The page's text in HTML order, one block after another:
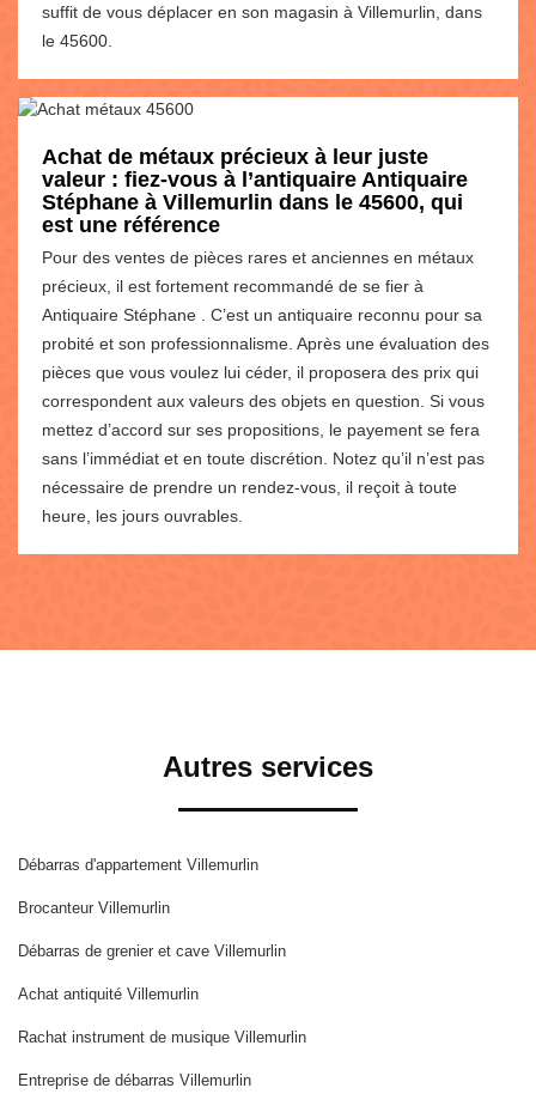
suffit de vous déplacer en son magasin à Villemurlin, dans
le 45600.
Achat de métaux précieux à leur juste
valeur : fiez-vous à l’antiquaire Antiquaire
Stéphane à Villemurlin dans le 45600, qui
est une référence
Pour des ventes de pièces rares et anciennes en métaux
précieux, il est fortement recommandé de se fier à
Antiquaire Stéphane . C’est un antiquaire reconnu pour sa
probité et son professionnalisme. Après une évaluation des
pièces que vous voulez lui céder, il proposera des prix qui
correspondent aux valeurs des objets en question. Si vous
mettez d’accord sur ses propositions, le payement se fera
sans l’immédiat et en toute discrétion. Notez qu’il n’est pas
nécessaire de prendre un rendez-vous, il reçoit à toute
heure, les jours ouvrables.
Autres services
Débarras d'appartement Villemurlin
Brocanteur Villemurlin
Débarras de grenier et cave Villemurlin
Achat antiquité Villemurlin
Rachat instrument de musique Villemurlin
Entreprise de débarras Villemurlin